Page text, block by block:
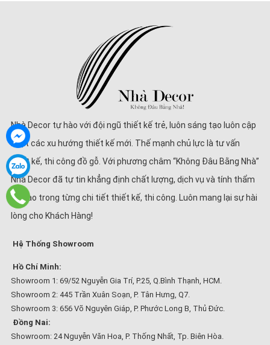
Nhà Decor tự hào với đội ngũ thiết kế trẻ, luôn sáng tạo luôn cập
nhật các xu hướng thiết kế mới. Thế mạnh chủ lực là tư vấn
thiết kế, thi công đồ gỗ. Với phương châm “Không Đâu Bằng Nhà”
Nhà Decor đã tự tin khẳng định chất lượng, dịch vụ và tính thẩm
mĩ cao trong từng chi tiết thiết kế, thi công. Luôn mang lại sự hài
lòng cho Khách Hàng!
Hệ Thống Showroom
Hồ Chí Minh:
Showroom 1: 69/52 Nguyễn Gia Trí, P.25, Q.Bình Thạnh, HCM.
Showroom 2: 445 Trần Xuân Soạn, P. Tân Hưng, Q7.
Showroom 3: 656 Võ Nguyên Giáp, P. Phước Long B, Thủ Đức.
Đồng Nai:
Showroom: 24 Nguyễn Văn Hoa, P. Thống Nhất, Tp. Biên Hòa.